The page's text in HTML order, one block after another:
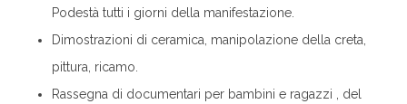
Podestà tutti i giorni della manifestazione.
Dimostrazioni di ceramica, manipolazione della creta,
pittura, ricamo.
Rassegna di documentari per bambini e ragazzi , del